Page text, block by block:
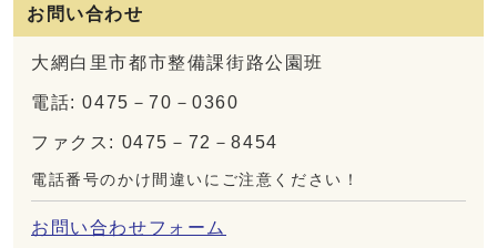
お問い合わせ
大網白里市都市整備課街路公園班
電話: 0475－70－0360
ファクス: 0475－72－8454
電話番号のかけ間違いにご注意ください！
お問い合わせフォーム